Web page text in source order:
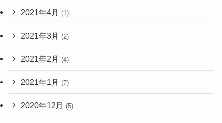
2021年4月 (1)
2021年3月 (2)
2021年2月 (4)
2021年1月 (7)
2020年12月 (5)